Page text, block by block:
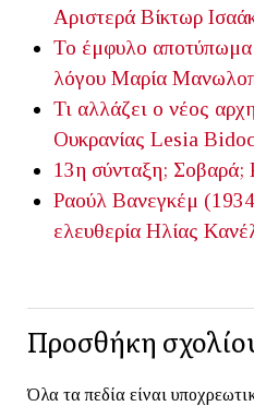
Αριστερά Βίκτωρ
Το έμφυλο αποτύπωμα
λόγου Μαρία
Τι αλλάζει ο νέος
Ουκρανίας Lesia
13η σύνταξη; Σοβαρά;
Ραούλ Βανεγκέμ
ελευθερία Ηλίας
Προσθήκη
Όλα τα πεδία είναι